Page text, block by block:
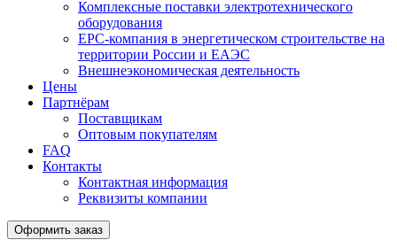
Комплексные поставки электротехнического
оборудования
EPC-компания в энергетическом строительстве на
территории России и ЕАЭС
Внешнеэкономическая деятельность
Цены
Партнёрам
Поставщикам
Оптовым покупателям
FAQ
Контакты
Контактная информация
Реквизиты компании
Оформить заказ